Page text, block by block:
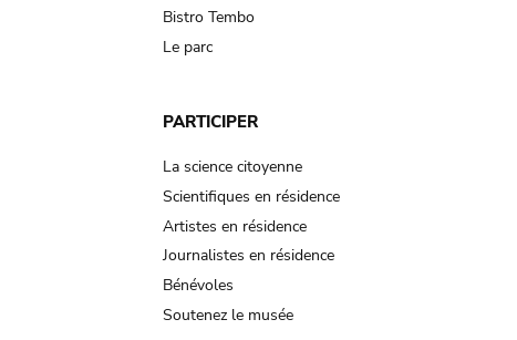
Bistro Tembo
Le parc
PARTICIPER
La science citoyenne
Scientifiques en résidence
Artistes en résidence
Journalistes en résidence
Bénévoles
Soutenez le musée